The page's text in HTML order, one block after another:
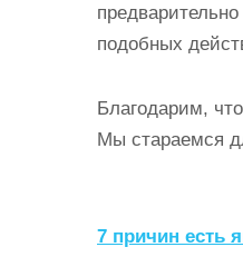
подобных
Благодарим,
Мы стараемся
Н
7 причин есть